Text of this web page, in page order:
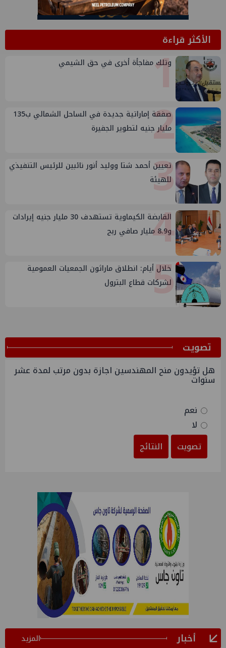
الأكثر قراءة1
وتلك مفاجأة أخرى في حق الشيمي
2
صفقة إماراتية جديدة في الساحل الشمالي ب135
مليار جنيه لتطوير الجفيرة
3
تعيين أحمد شتا ووليد أنور نائبين للرئيس التنفيذي
للهيئة
4
القابضة الكيماوية تستهدف 30 مليار جنيه إيرادات
و8.9 مليار صافي ربح
5
خلال أيام: انطلاق ماراثون الجمعيات العمومية
لشركات قطاع البترول
ﺗﺼﻮﻳﺖ
هل تؤيدون منح المهندسين اجازة بدون مرتب لمدة عشر
سنوات
نعم
لا
تصويت
النتائج
أخبار المزيد